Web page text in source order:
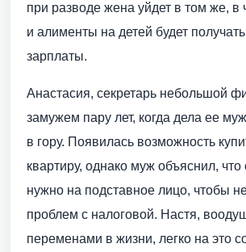
при разводе жена уйдет в том же,
и алименты на детей будет
зарплаты.
Анастасия, секретарь небольшой
замужем пару лет, когда дела ее
в гору. Появилась возможность
квартиру, однако муж объяснил,
нужно на подставное лицо, чтобы
проблем с налоговой. Настя,
переменами в жизни, легко на это